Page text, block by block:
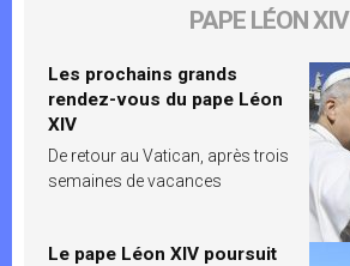
PAPE LÉON XIV
Les prochains grands
rendez-vous du pape Léon
XIV
De retour au Vatican, après trois
semaines de vacances
Le pape Léon XIV poursuit